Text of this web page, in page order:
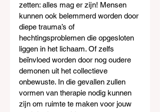
zetten: alles mag er zijn! Mensen
kunnen ook belemmerd worden door
diepe trauma’s of
hechtingsproblemen die opgesloten
liggen in het lichaam. Of zelfs
beïnvloed worden door nog oudere
demonen uit het collectieve
onbewuste. In die gevallen zullen
vormen van therapie nodig kunnen
zijn om ruimte te maken voor jouw